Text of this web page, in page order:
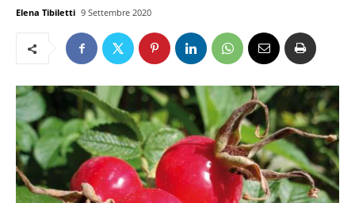
Elena Tibiletti 9 Settembre 2020